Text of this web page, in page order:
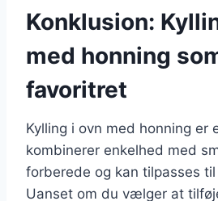
Konklusion:
med honning
favoritret
Kylling i ovn med honning er
kombinerer enkelhed med
forberede og kan tilpasses
Uanset om du vælger at